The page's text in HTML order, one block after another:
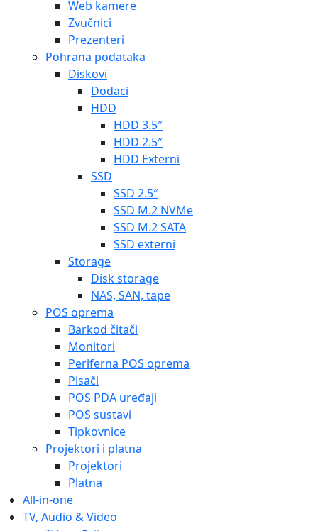
Web kamere
Zvučnici
Prezenteri
Pohrana podataka
Diskovi
Dodaci
HDD
HDD 3.5″
HDD 2.5″
HDD Externi
SSD
SSD 2.5″
SSD M.2 NVMe
SSD M.2 SATA
SSD externi
Storage
Disk storage
NAS, SAN, tape
POS oprema
Barkod čitači
Monitori
Periferna POS oprema
Pisači
POS PDA uređaji
POS sustavi
Tipkovnice
Projektori i platna
Projektori
Platna
All-in-one
TV, Audio & Video